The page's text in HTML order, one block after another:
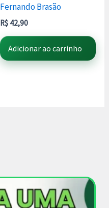
Fernando Brasão
R$ 42,90
Adicionar ao carrinho